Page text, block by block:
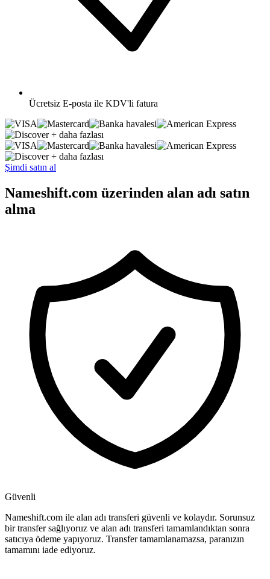
Ücretsiz E-posta ile KDV'li fatura
+ daha fazlası
+ daha fazlası
Şimdi satın al
Nameshift.com üzerinden alan adı satın
alma
Güvenli
Nameshift.com ile alan adı transferi güvenli ve kolaydır. Sorunsuz
bir transfer sağlıyoruz ve alan adı transferi tamamlandıktan sonra
satıcıya ödeme yapıyoruz. Transfer tamamlanamazsa, paranızın
tamamını iade ediyoruz.